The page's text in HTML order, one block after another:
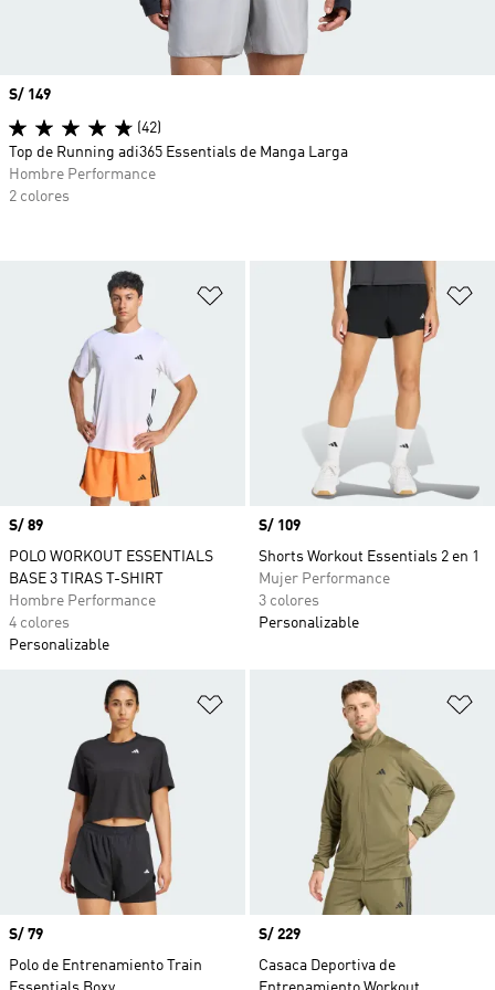
Añadir a la lista de deseos
Precio
S/ 89
POLO WORKOUT ESSENTIALS
BASE 3 TIRAS T-SHIRT
Hombre Performance
4 colores
Personalizable
Precio
S/ 109
Shorts Workout Essentials 2 en 1
Mujer Performance
3 colores
Personalizable
Añadir a la lista de deseos
Precio
S/ 79
Polo de Entrenamiento Train
Precio
S/ 229
Casaca Deportiva de
Precio
S/ 149
(42)
Top de Running adi365 Essentials de Manga Larga
Hombre Performance
2 colores